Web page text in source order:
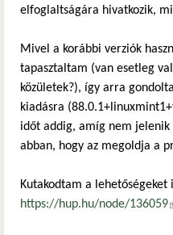
elfoglaltságára hivatkozik,
Mivel a korábbi verziók
tapasztaltam (van esetleg
közületek?), így arra
kiadásra
időt addig, amíg nem jelenik
abban, hogy az megoldja a
Kutakodtam a
https://hup.hu/node/136059